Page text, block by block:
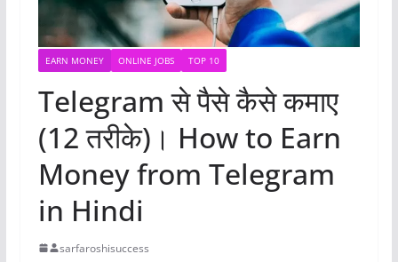
EARN MONEY ONLINE JOBS TOP 10
Telegram से पैसे कैसे कमाए
(12 तरीके)। How to Earn
Money from Telegram
in Hindi
sarfaroshisuccess